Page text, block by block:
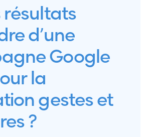
résultats
d’une
Google
la
gestes et
?